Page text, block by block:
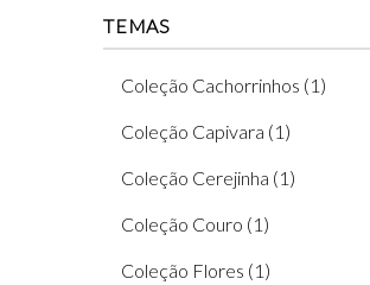
TEMAS
Coleção Cachorrinhos (1)
Coleção Capivara (1)
Coleção Cerejinha (1)
Coleção Couro (1)
Coleção Flores (1)